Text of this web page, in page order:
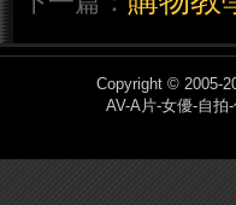
Copyright © 2005-
AV-A片-女優-自拍